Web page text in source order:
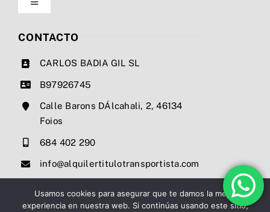
Condiciones de uso
Toggle
Navigation
Nosotros
Precios
Contacto
CONTACTO
CARLOS BADIA GIL SL
B97926745
Calle Barons DÁlcahali, 2, 46134
Foios
684 402 290
info@alquilertitulotransportista.com
Usamos cookies para asegurar que te damos la mejor
experiencia en nuestra web. Si continúas usando este sitio,